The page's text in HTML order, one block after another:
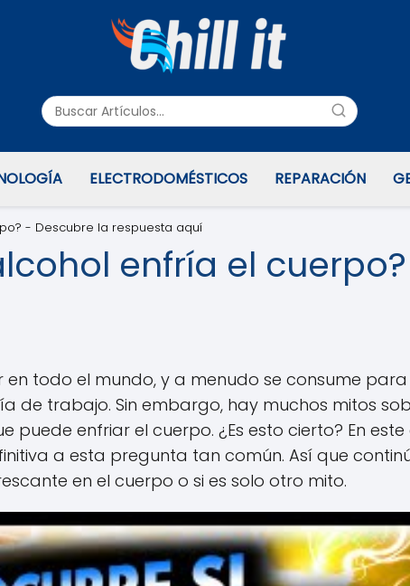
ELECTRODOMÉSTICOS REPARACIÓN
- Descubre la respuesta aquí
enfría el
todo el mundo, y a menudo se consume
de trabajo. Sin embargo, hay muchos mitos
puede enfriar el cuerpo. ¿Es esto cierto? En
a esta pregunta tan común. Así que
en el cuerpo o si es solo otro mito.